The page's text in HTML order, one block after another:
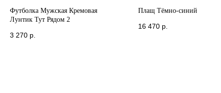
Футболка Мужская Кремовая
Лунтик Тут Рядом 2
3 270 р.
Плащ Тёмно-синий
16 470 р.